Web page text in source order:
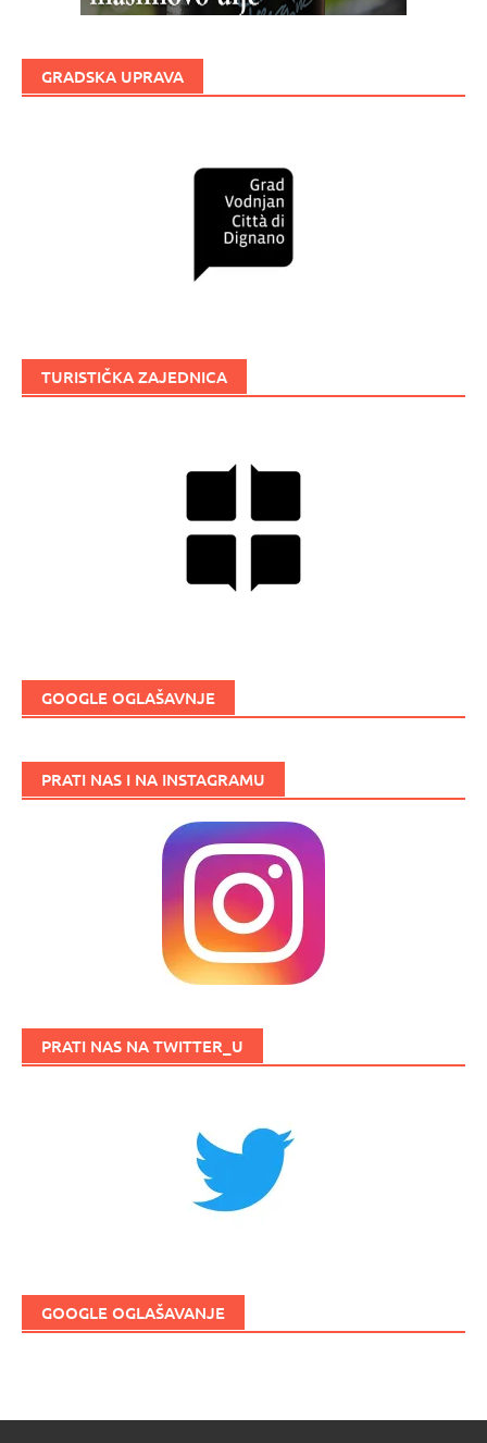
GRADSKA UPRAVA
TURISTIČKA ZAJEDNICA
GOOGLE OGLAŠAVNJE
PRATI NAS I NA INSTAGRAMU
PRATI NAS NA TWITTER_U
GOOGLE OGLAŠAVANJE